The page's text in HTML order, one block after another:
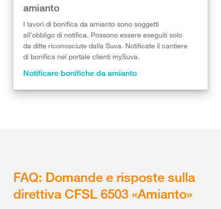
amianto
I lavori di bonifica da amianto sono soggetti
all’obbligo di notifica. Possono essere eseguiti solo
da ditte riconosciute dalla Suva. Notificate il cantiere
di bonifica nel portale clienti mySuva.
Notificare bonifiche da amianto
FAQ: Domande e risposte sulla
direttiva CFSL 6503 «Amianto»